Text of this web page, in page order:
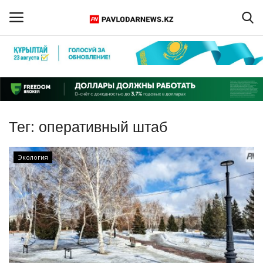
Регистрация
Главная
Обратная связь
ПАВЛОДАРСКАЯ ОБЛАСТЬ
КАЗАХСТАН
МИР
СПЕЦПРОЕКТЫ
Тег: оперативный штаб
Экология